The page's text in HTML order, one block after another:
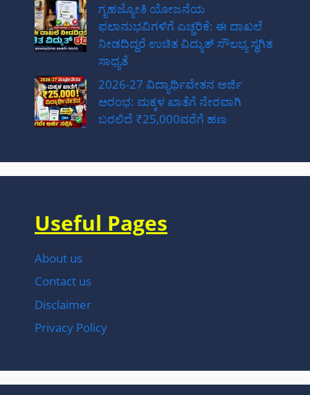
ಗೃಹಜ್ಯೋತಿ ಯೋಜನೆಯ
ಫಲಾನುಭವಿಗಳಿಗೆ ಎಚ್ಚರಿಕೆ: ಈ ದಾಖಲೆ
ನೀಡದಿದ್ದರೆ ಉಚಿತ ವಿದ್ಯುತ್ ಸೌಲಭ್ಯ ಸ್ಥಗಿತ
ಸಾಧ್ಯತೆ
2026-27 ವಿದ್ಯಾರ್ಥಿವೇತನ ಅರ್ಜಿ
ಆರಂಭ: ಮಕ್ಕಳ ಖಾತೆಗೆ ನೇರವಾಗಿ
ಬರಲಿದೆ ₹25,000ವರೆಗೆ ಹಣ
Useful Pages
About us
Contact us
Disclaimer
Privacy Policy